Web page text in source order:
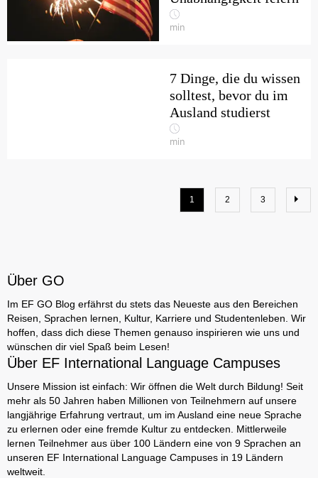
min
7 Dinge, die du wissen
solltest, bevor du im
Ausland studierst
min
1 2 3
Über GO
Im EF GO Blog erfährst du stets das Neueste aus den Bereichen
Reisen, Sprachen lernen, Kultur, Karriere und Studentenleben. Wir
hoffen, dass dich diese Themen genauso inspirieren wie uns und
wünschen dir viel Spaß beim Lesen!
Über EF International Language Campuses
Unsere Mission ist einfach: Wir öffnen die Welt durch Bildung! Seit
mehr als 50 Jahren haben Millionen von Teilnehmern auf unsere
langjährige Erfahrung vertraut, um im Ausland eine neue Sprache
zu erlernen oder eine fremde Kultur zu entdecken. Mittlerweile
lernen Teilnehmer aus über 100 Ländern eine von 9 Sprachen an
unseren EF International Language Campuses in 19 Ländern
weltweit.